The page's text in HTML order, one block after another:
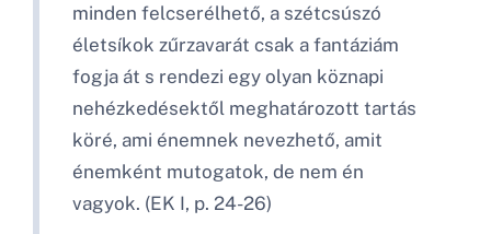
minden felcserélhető, a szétcsúszó
életsíkok zűrzavarát csak a fantáziám
fogja át s rendezi egy olyan köznapi
nehézkedésektől meghatározott tartás
köré, ami énemnek nevezhető, amit
énemként mutogatok, de nem én
vagyok. (EK I, p. 24-26)